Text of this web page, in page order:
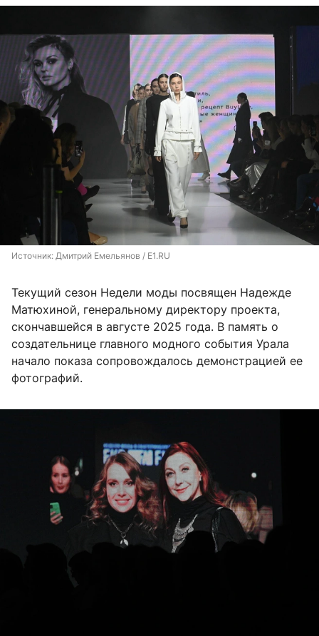
Источник: Дмитрий Емельянов / E1.RU
Текущий сезон Недели моды посвящен Надежде
Матюхиной, генеральному директору проекта,
скончавшейся в августе 2025 года. В память о
создательнице главного модного события Урала
начало показа сопровождалось демонстрацией ее
фотографий.